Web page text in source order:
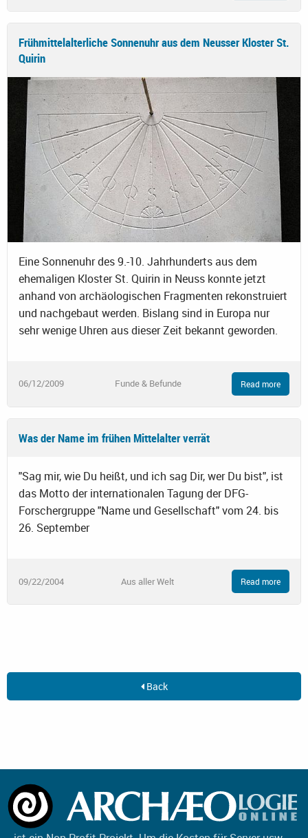
Frühmittelalterliche Sonnenuhr aus dem Neusser Kloster St.
Quirin
Eine Sonnenuhr des 9.-10. Jahrhunderts aus dem
ehemaligen Kloster St. Quirin in Neuss konnte jetzt
anhand von archäologischen Fragmenten rekonstruiert
und nachgebaut werden. Bislang sind in Europa nur
sehr wenige Uhren aus dieser Zeit bekannt geworden.
06/12/2009 Funde & Befunde Read more
Was der Name im frühen Mittelalter verrät
"Sag mir, wie Du heißt, und ich sag Dir, wer Du bist", ist
das Motto der internationalen Tagung der DFG-
Forschergruppe "Name und Gesellschaft" vom 24. bis
26. September
09/22/2004 Aus aller Welt Read more
Back